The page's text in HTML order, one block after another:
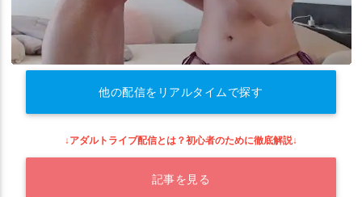
他の配信をリアルタイムで探す
↓アダルトライブ配信とは？初心者のために徹底解説↓
記事を見る